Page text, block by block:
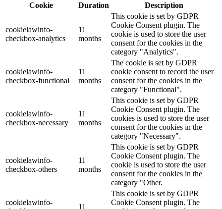
Cookie
Duration Description
cookielawinfo-
checkbox-analytics
11
months
This cookie is set by GDPR
Cookie Consent plugin. The
cookie is used to store the user
consent for the cookies in the
category "Analytics".
cookielawinfo-
checkbox-functional
11
months
The cookie is set by GDPR
cookie consent to record the user
consent for the cookies in the
category "Functional".
cookielawinfo-
checkbox-necessary
11
months
This cookie is set by GDPR
Cookie Consent plugin. The
cookies is used to store the user
consent for the cookies in the
category "Necessary".
cookielawinfo-
checkbox-others
11
months
This cookie is set by GDPR
Cookie Consent plugin. The
cookie is used to store the user
consent for the cookies in the
category "Other.
cookielawinfo-
11
This cookie is set by GDPR
Cookie Consent plugin. The